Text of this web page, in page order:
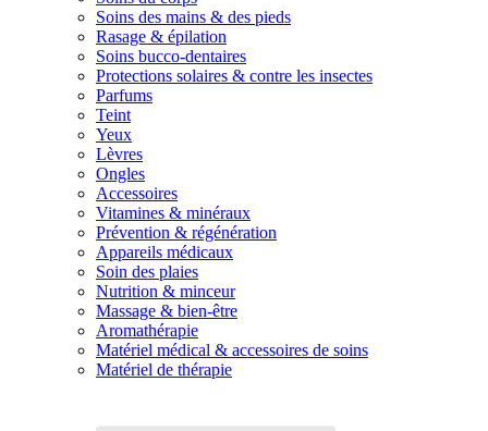
Soins des mains & des pieds
Rasage & épilation
Soins bucco-dentaires
Protections solaires & contre les insectes
Parfums
Teint
Yeux
Lèvres
Ongles
Accessoires
Vitamines & minéraux
Prévention & régénération
Appareils médicaux
Soin des plaies
Nutrition & minceur
Massage & bien-être
Aromathérapie
Matériel médical & accessoires de soins
Matériel de thérapie